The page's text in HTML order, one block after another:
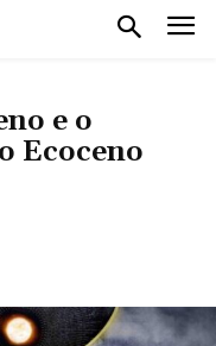
e o
Ecoceno